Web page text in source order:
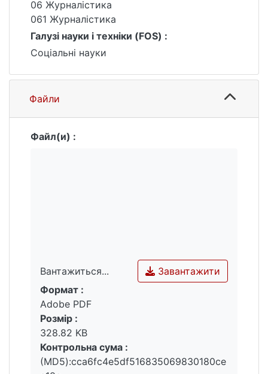
06 Журналістика
061 Журналістика
Галузі науки і техніки (FOS) :
Соціальні науки
Файли
Файл(и) :
Вантажиться...
Вантажиться...
Завантажити
Формат :
Adobe PDF
Розмір :
328.82 KB
Контрольна сума :
(MD5):cca6fc4e5df516835069830180ce